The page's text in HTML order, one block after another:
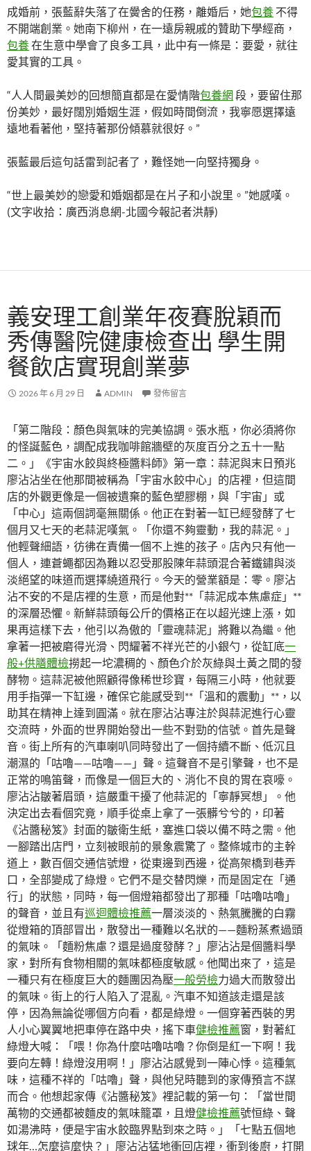
成婚前，張藍辭失落了在黌舍的任務，離婚后，她包養 不得
不開端創業。她南下柳州，在一遠房親戚的贊助下學經商，
包養在生意中學會了良多工具，此中有一條是：要愛，就往
愛其實的工具。
“人人間最美妙的回想簡直都是在愛情階包養網 段，要留住那
份美妙，最好闊別婚姻生涯，假如時間倒流，我寧愿選擇遠
遠地看著他，堅持著那份傾慕就很好。”
張藍最后這句話雷到記者了，難怪她一向堅持獨身。
“世上最美妙的戀愛和婚姻都是在片子和小說里。”她感嘆。
(文字收拾：廣西消息網-北國今報記者洪靜)
義安理工創業年夜賽脫穎而
秀傳醫院健康檢查出 學生開
餐飲店實現創業夢
2026 年 6 月 29 日 ADMIN 發佈留言
「第二階段：顏色與氣味的完美協調。張水瓶，你必須將你
的怪誕藍色，調配成我咖啡館牆壁的灰度百分之五十一點
二。」《宇宙水餃與終極醬料師》第一章：蒜泥與末日預兆
廖沾沾坐在他那間被稱為「宇宙水餃中心」的店裡，但這間
店的外觀更像是一個被遺棄的藍色塑膠棚，與「宇宙」或
「中心」這兩個詞毫無關係。他正在對著一缸已經發酵了七
個月又七天的老蒜泥嘆氣。「你還不夠靈動，我的蒜泥。」
他輕聲細語，彷彿在責備一個不上進的孩子。店內只有他一
個人，連蒼蠅都因為難以忍受那股陳年蒜頭混合著鐵鏽與淡
淡絕望的味道而選擇繞道飛行。今天的營業額是：零。廖沾
沾不安的不是店裡的生意，而是他對**「蒜泥成本焦慮症」**
的深層恐懼。新鮮蒜頭每公斤的價格正在以超光速上漲，如
果再這樣下去，他引以為傲的「靈魂蒜泥」將難以為繼。他
拿著一把被磨得光滑、閃耀著不祥光芒的小銀勺，從缸底一
般+供膳體檢撈起一坨濃稠的、顏色介於灰綠與土黃之間的發
酵物。這蒜泥被他照顧得像稀世珍寶，每隔三小時，他就要
用手指彈一下缸邊，確保它能感受到**「溫和的震動」**，以
助其在精神上達到圓滿。就在廖沾沾專注於與蒜泥進行心靈
交流時，外面的世界開始發出一些不對勁的信號。首先是聲
音。街上所有的汽車喇叭同時發出了一個持續不斷、低沉且
潮濕的「咕嚕——咕嚕——」聲。這聲音不是引擎聲，也不是
正常的鳴笛聲，而像是一個巨大的、消化不良的胃在哀嚎。
廖沾沾皺著眉頭，這嚴重干擾了他蒜泥的「寧靜冥想」。他
決定出去看個究竟，順手從桌上拿了一張髒兮兮的，印著
《沾醬秘笈》封面的皺衛生紙，塞進口袋以備不時之需。他
一腳踏出店門，立刻被眼前的景象震驚了。整條城市的主幹
道上，數百個交通信號燈，從東邊到西邊，從高架橋到巷弄
口，全部變成了綠燈。它們不是交替閃爍，而是固定在「通
行」的狀態，同時，每一個燈箱都發出了那種「咕嚕咕嚕」
的聲音，並且有巡迴體檢推薦一層淡淡的、熱氣騰騰的白霧
從燈箱的頂部冒出，散發出一種難以名狀的——麵粉蒸煮過頭
的氣味。「麵粉焦慮？還是過度發酵？」廖沾沾是個醬料學
家，對所有食物相關的氣味都極度敏感。他聞出來了，這是
一種只有在極度巨大的麵團因為壓一般勞檢力過大而散發出
的氣味。街上的行人陷入了混亂。汽車不知道該走還是該
停，因為無論從哪個方向看，都是綠燈。一個穿著西裝的男
人小心翼翼地把車停在路中央，搖下車健檢推薦窗，對著紅
綠燈大喊：「喂！你為什麼咕嚕咕嚕？你倒是紅一下啊！我
要向左轉！綠燈沒用啊！」廖沾沾感覺到一陣心悸。這種氣
味，這種不祥的「咕嚕」聲，與他兒時聽到的家傳預言不謀
而合。他想起家傳《沾醬秘笈》裡記載的第一句：「當世間
萬物的交通都被麵皮的氣味籠罩，且燈健檢推薦號恒綠、聲
如湯沸時，便是宇宙水餃臨界點到來之時。」「七點五個地
球年…怎麼這麼快？」廖沾沾猛地衝回店裡，衝到後廚，打開